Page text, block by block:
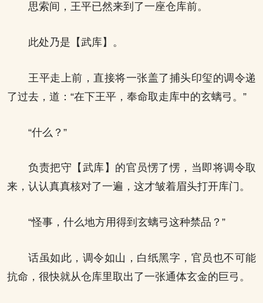
思索间，王平已然来到了一座仓库前。
此处乃是【武库】。
王平走上前，直接将一张盖了捕头印玺的调令递
了过去，道：“在下王平，奉命取走库中的玄螭弓。”
“什么？”
负责把守【武库】的官员愣了愣，当即将调令取
来，认认真真核对了一遍，这才皱着眉头打开库门。
“怪事，什么地方用得到玄螭弓这种禁品？”
话虽如此，调令如山，白纸黑字，官员也不可能
抗命，很快就从仓库里取出了一张通体玄金的巨弓。